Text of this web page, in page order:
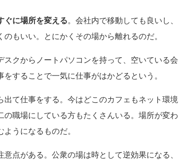
ぐに場所を変える。会社内で移動しても良いし、
もいい。とにかくその場から離れるのだ。
クからノートパソコンを持って、空いている会
することで一気に仕事がはかどるという。
て仕事をする。今はどこのカフェもネット環境
職場にしている方もたくさんいる。場所が変わ
うになるものだ。
点がある。公衆の場は時として逆効果になる、